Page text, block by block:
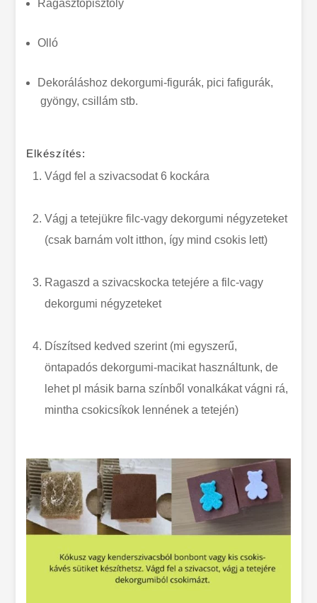
Ragasztópisztoly
Olló
Dekoráláshoz dekorgumi-figurák, pici fafigurák,
gyöngy, csillám stb.
Elkészítés:
Vágd fel a szivacsodat 6 kockára
Vágj a tetejükre filc-vagy dekorgumi négyzeteket
(csak barnám volt itthon, így mind csokis lett)
Ragaszd a szivacskocka tetejére a filc-vagy
dekorgumi négyzeteket
Díszítsed kedved szerint (mi egyszerű,
öntapadós dekorgumi-macikat használtunk, de
lehet pl másik barna színből vonalkákat vágni rá,
mintha csokicsíkok lennének a tetején)